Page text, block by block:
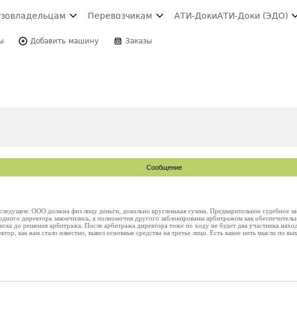
Перевозчикам АТИ-ДокиАТИ-Доки (ЭДО)
Добавить машину Заказы
Сообщение
ООО должна физ лицу деньги, довольно кругленькая сумма. Предварительное судебное
директора закончились, а полномочия другого заблокированы арбитражом как
до решения арбитража. После арбитража директора тоже по ходу не будет два участника
как нам стало известно, вывел основные средства на третье лицо. Есть какие нить мысли по